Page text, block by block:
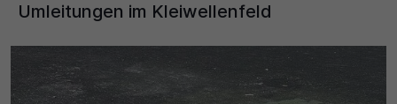
Umleitungen im Kleiwellenfeld
Dieser Wert speichert Ihre Consent-Einstellungen.
Unter anderem eine zufällig generierte ID, für die
Name
_pk_ses\..*$